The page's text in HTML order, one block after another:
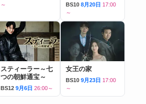
～
BS10 8月20日 17:00
～
スティーラー～七
つの朝鮮通宝～
BS12 9月6日 26:00～
女王の家
BS10 9月23日 17:00
～